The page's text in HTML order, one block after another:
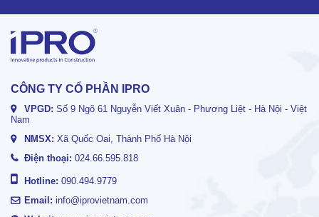
CÔNG TY CỔ PHẦN IPRO
VPGD: Số 9 Ngõ 61 Nguyễn Viết Xuân - Phương Liệt - Hà Nội - Việt
Nam
NMSX: Xã Quốc Oai, Thành Phố Hà Nội
Điện thoại: 024.66.595.818
Hotline: 090.494.9779
Email: info@iprovietnam.com